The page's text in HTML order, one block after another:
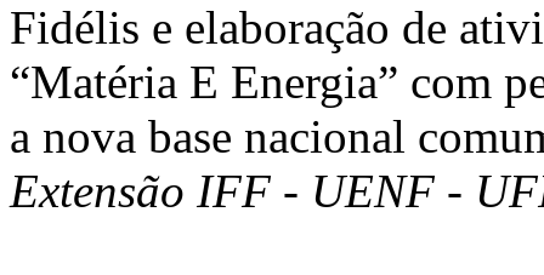
Fidélis e elaboração de
“Matéria E Energia” com
a nova base nacional
Extensão IFF - UENF -